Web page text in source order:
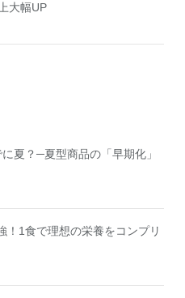
大幅UP
夏？─夏型商品の「早期化」
！1食で理想の栄養をコンプリ